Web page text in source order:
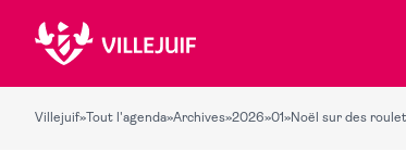
Villejuif» Tout l'agenda»Archives»2026»01»Noël sur des